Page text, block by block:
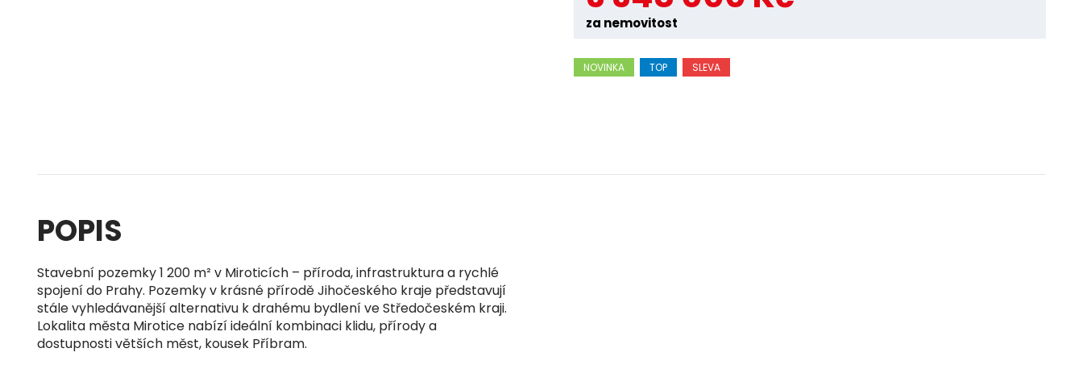
za nemovitost
NOVINKA TOP SLEVA
POPIS
Stavební pozemky 1 200 m² v Miroticích – příroda, infrastruktura a rychlé
spojení do Prahy. Pozemky v krásné přírodě Jihočeského kraje představují
stále vyhledávanější alternativu k drahému bydlení ve Středočeském kraji.
Lokalita města Mirotice nabízí ideální kombinaci klidu, přírody a
dostupnosti větších měst, kousek Příbram.